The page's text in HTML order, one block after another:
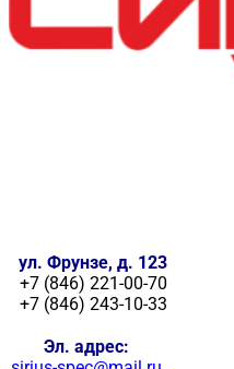
ул. Фрунзе, д. 123
+7 (846) 221-00-70
+7 (846) 243-10-33
Эл. адрес: